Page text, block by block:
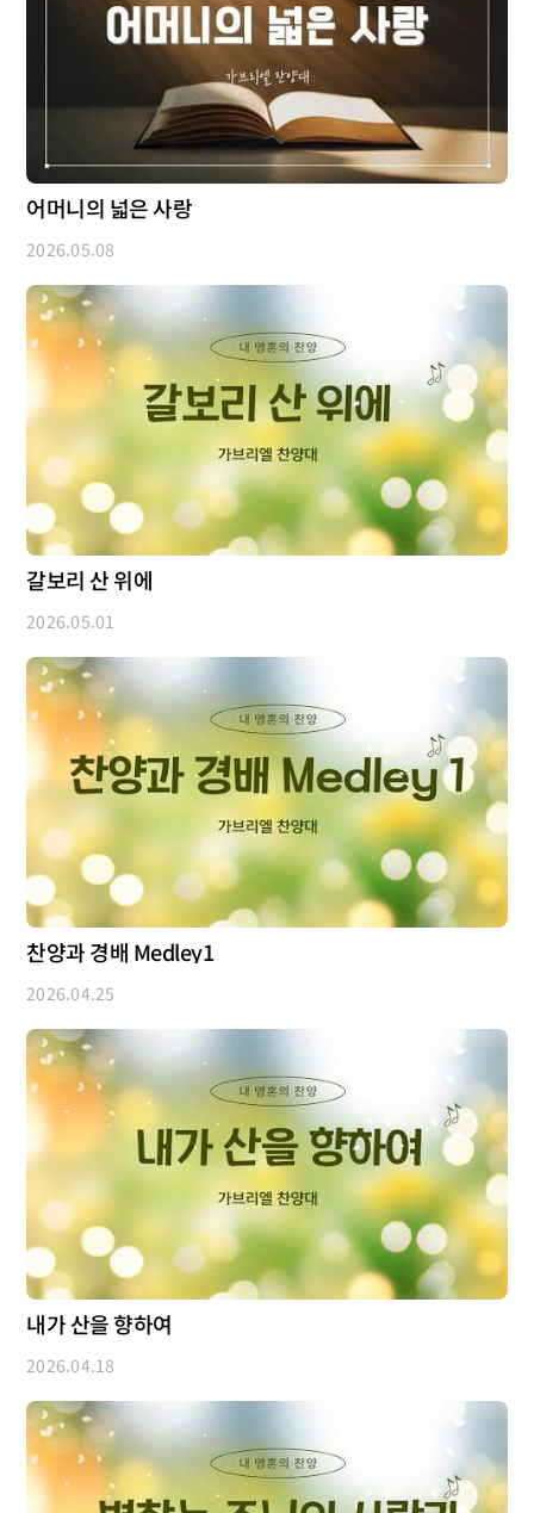
어머니의 넓은 사랑
2026.05.08
갈보리 산 위에
2026.05.01
찬양과 경배 Medley1
2026.04.25
내가 산을 향하여
2026.04.18